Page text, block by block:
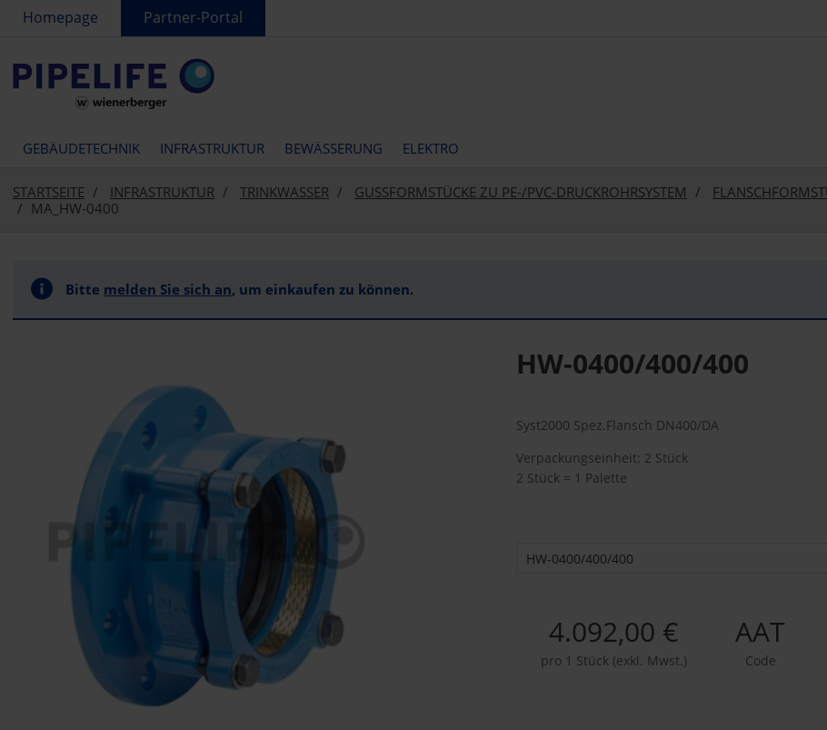
text.skipToContent
text.skipToNavigation
Homepage Partner-Portal
GEBÄUDETECHNIK INFRASTRUKTUR BEWÄSSERUNG ELEKTRO
STARTSEITE INFRASTRUKTUR TRINKWASSER GUSSFORMSTÜCKE ZU PE-/PVC-DRUCKROHRSYSTEM
MA_HW-0400
Bitte melden Sie sich an, um einkaufen zu können.
HW-0400/400/400
Syst2000 Spez.Flansch DN400/DA
Verpackungseinheit: 2 Stück
2 Stück = 1 Palette
HW-0400/400/400
4.092,00 €
pro 1 Stück (exkl. Mwst.)
AAT
Code